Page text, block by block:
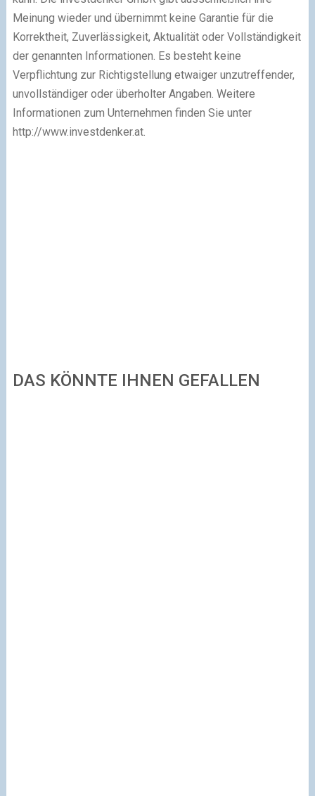
Meinung wieder und übernimmt keine Garantie für die
Korrektheit, Zuverlässigkeit, Aktualität oder Vollständigkeit
der genannten Informationen. Es besteht keine
Verpflichtung zur Richtigstellung etwaiger unzutreffender,
unvollständiger oder überholter Angaben. Weitere
Informationen zum Unternehmen finden Sie unter
http://www.investdenker.at.
DAS KÖNNTE IHNEN GEFALLEN